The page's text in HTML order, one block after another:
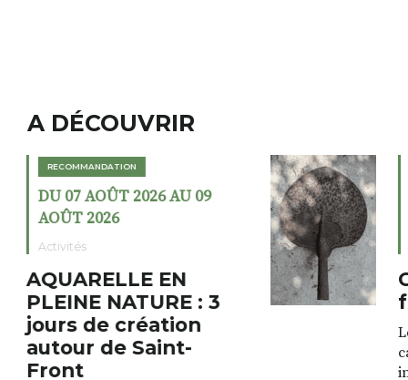
A DÉCOUVRIR
DU 02 AOÛT 2026 AU 23
Cochon charbon au
fumoir
Le Fumoir est une sorte de
cabinet de curiosités. Son